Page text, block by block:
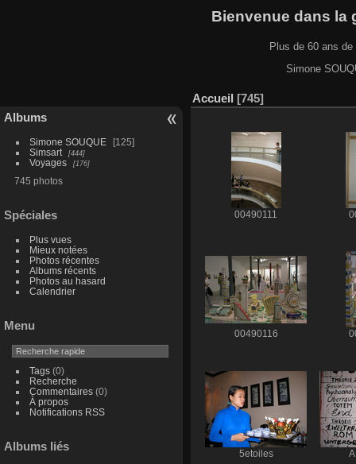
Bienvenue dans la
Plus de 60 ans
Simone
Albums
Simone SOUQUE
125
Simsart
444
Voyages 176
745 photos
Spéciales
Plus vues
Mieux notées
Photos récentes
Albums récents
Photos au hasard
Calendrier
Menu
Tags(0)
Recherche
Commentaires(0)
À propos
Notifications RSS
Albums liés
Accueil 745
00490111
00490116
5etoiles